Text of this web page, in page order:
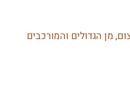
מן הגדולים והמורכבים